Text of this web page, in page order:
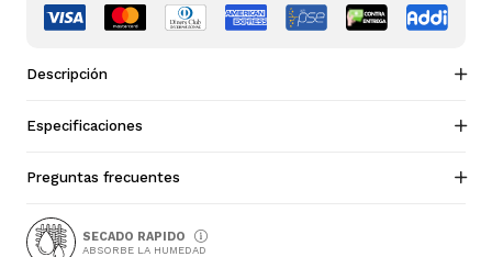
Descripción
Especificaciones
Preguntas frecuentes
SECADO RAPIDO
ABSORBE LA HUMEDAD